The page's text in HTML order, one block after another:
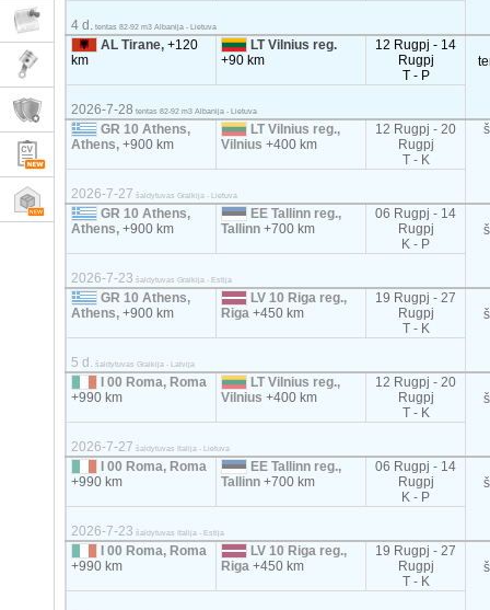
4 d. tentas 82-92 m3 Albanija - Lietuva
AL Tirane,+120
km
LT Vilnius reg.
+90 km
12 Rugpj - 14
Rugpj
T - P
2026-7-28 tentas 82-92 m3 Albanija - Lietuva
GR 10 Athens,
Athens,+900 km
LT Vilnius reg.,
Vilnius+400 km
12 Rugpj - 20
Rugpj
T - K
2026-7-27 šaldytuvas Graikija - Lietuva
GR 10 Athens,
Athens,+900 km
EE Tallinn reg.,
Tallinn+700 km
06 Rugpj - 14
Rugpj
K - P
2026-7-23 šaldytuvas Graikija - Estija
GR 10 Athens,
Athens,+900 km
LV 10 Riga reg.,
Riga+450 km
19 Rugpj - 27
Rugpj
T - K
5 d. šaldytuvas Graikija - Latvija
I 00 Roma, Roma
+990 km
LT Vilnius reg.,
Vilnius+400 km
12 Rugpj - 20
Rugpj
T - K
2026-7-27 šaldytuvas Italija - Lietuva
I 00 Roma, Roma
+990 km
EE Tallinn reg.,
Tallinn+700 km
06 Rugpj - 14
Rugpj
K - P
2026-7-23 šaldytuvas Italija - Estija
I 00 Roma, Roma
+990 km
LV 10 Riga reg.,
Riga+450 km
19 Rugpj - 27
Rugpj
T - K